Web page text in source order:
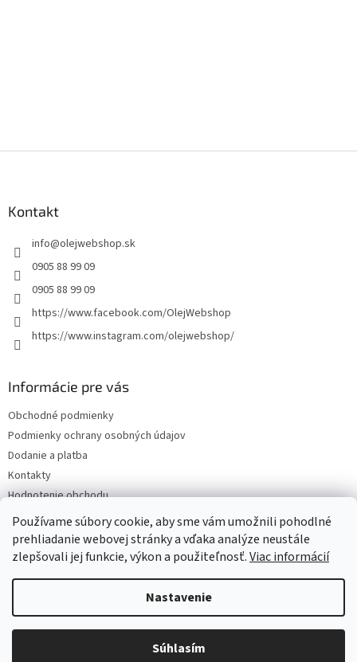
Používame súbory cookie, aby sme vám umožnili pohodlné
prehliadanie webovej stránky a vďaka analýze neustále
zlepšovali jej funkcie, výkon a použiteľnosť.Viac informácií
Nastavenie
Súhlasím
Kontakt
info@olejwebshop.sk
0905 88 99 09
0905 88 99 09
https://www.facebook.com/OlejWebshop
https://www.instagram.com/olejwebshop/
Informácie pre vás
Obchodné podmienky
Podmienky ochrany osobných údajov
Dodanie a platba
Kontakty
Hodnotenie obchodu
Blog
Copyright 2026Olejwebshop.sk. Všetky práva vyhradené.Upraviť
nastavenie cookies